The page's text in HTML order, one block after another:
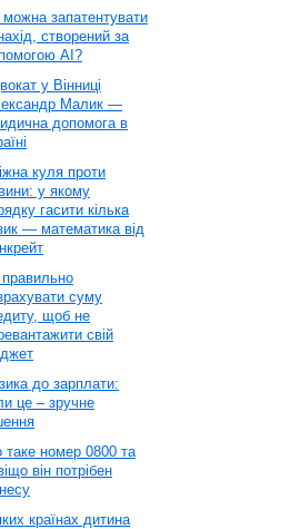
запатентувати
створений за
AI?
у Вінниці
Малик —
допомога в
куля проти
у якому
гасити кілька
— математика від
суму
щоб не
свій
до зарплати:
це – зручне
таке номер 0800 та
він потрібен
країнах дитина